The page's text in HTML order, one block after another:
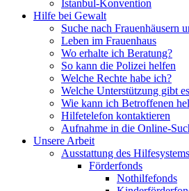
Istanbul-Konvention
Hilfe bei Gewalt
Suche nach Frauenhäusern
Leben im Frauenhaus
Wo erhalte ich Beratung?
So kann die Polizei helfen
Welche Rechte habe ich?
Welche Unterstützung gibt
Wie kann ich Betroffenen
Hilfetelefon kontaktieren
Aufnahme in die Online-
Unsere Arbeit
Ausstattung des Hilfesystems
Förderfonds
Nothilfefonds